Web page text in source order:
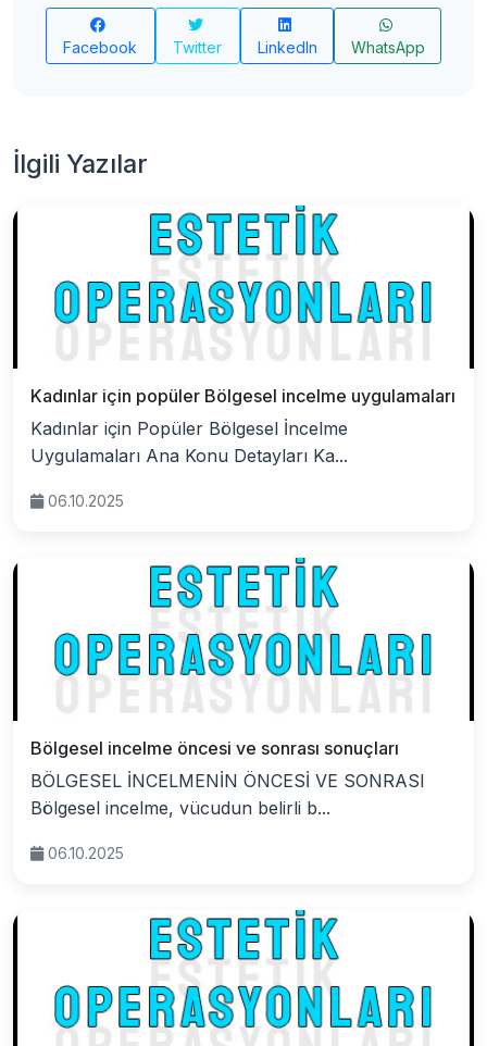
Facebook Twitter LinkedIn WhatsApp
İlgili Yazılar
Kadınlar için popüler Bölgesel incelme uygulamaları
Kadınlar için Popüler Bölgesel İncelme
Uygulamaları Ana Konu Detayları Ka...
06.10.2025
Bölgesel incelme öncesi ve sonrası sonuçları
BÖLGESEL İNCELMENİN ÖNCESİ VE SONRASI
Bölgesel incelme, vücudun belirli b...
06.10.2025